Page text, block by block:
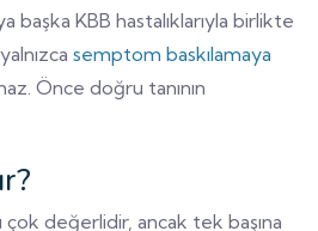
başka KBB hastalıklarıyla birlikte
semptom baskılamaya
Önce doğru tanının
çok değerlidir, ancak tek başına